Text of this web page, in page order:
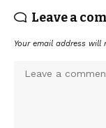
Leave a
Your email address will